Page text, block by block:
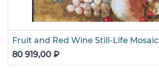
Fruit and Red Wine Still-Life Mosaic
80 919,00 ₽